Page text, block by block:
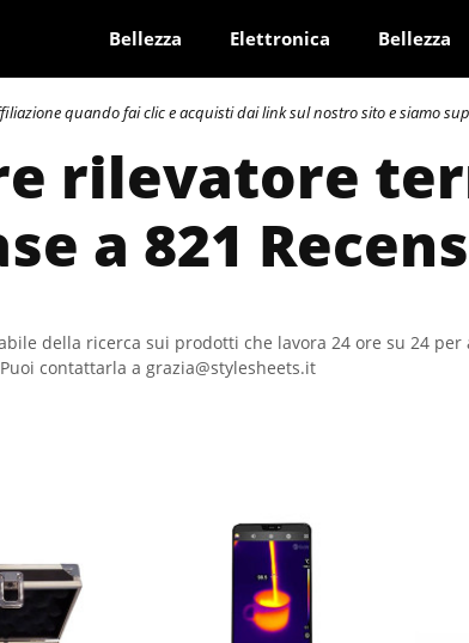
Bellezza Elettronica Bellezza
quando fai clic e acquisti dai link sul nostro sito e siamo
rilevatore
a 821
della ricerca sui prodotti che lavora 24 ore su 24
contattarla a grazia@stylesheets.it